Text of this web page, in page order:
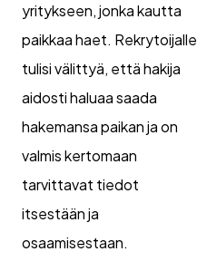
yritykseen, jonka kautta
paikkaa haet. Rekrytoijalle
tulisi välittyä, että hakija
aidosti haluaa saada
hakemansa paikan ja on
valmis kertomaan
tarvittavat tiedot
itsestään ja
osaamisestaan.